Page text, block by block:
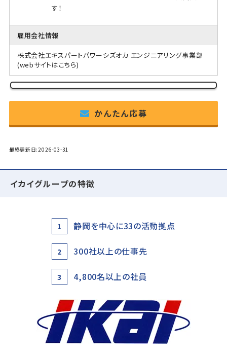
す！
雇用会社情報
株式会社エキスパートパワーシズオカ エンジニアリング事業部
(webサイトはこちら)
かんたん応募
最終更新日:2026-03-31
イカイグループの特徴
1 静岡を中心に33の活動拠点
2 300社以上の仕事先
3 4,800名以上の社員